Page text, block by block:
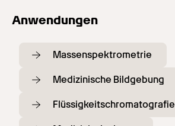
Anwendungen
Massenspektrometrie
Medizinische Bildgebung
Flüssigkeitschromatografie